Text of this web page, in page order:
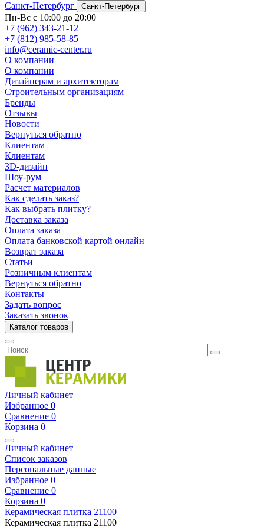
Санкт-Петербург
Санкт-Петербург
Пн-Вс с 10:00 до 20:00
+7 (962) 343-21-12
+7 (812) 985-58-85
info@ceramic-center.ru
О компании
О компании
Дизайнерам и архитекторам
Строительным организациям
Бренды
Отзывы
Новости
Вернуться обратно
Клиентам
Клиентам
3D-дизайн
Шоу-рум
Расчет материалов
Как сделать заказ?
Как выбрать плитку?
Доставка заказа
Оплата заказа
Оплата банковской картой онлайн
Возврат заказа
Статьи
Розничным клиентам
Вернуться обратно
Контакты
Задать вопрос
Заказать звонок
Каталог товаров
Личный кабинет
Избранное 0
Сравнение 0
Корзина 0
Личный кабинет
Список заказов
Персональные данные
Избранное 0
Сравнение 0
Корзина 0
Керамическая плитка 21100
Керамическая плитка 21100